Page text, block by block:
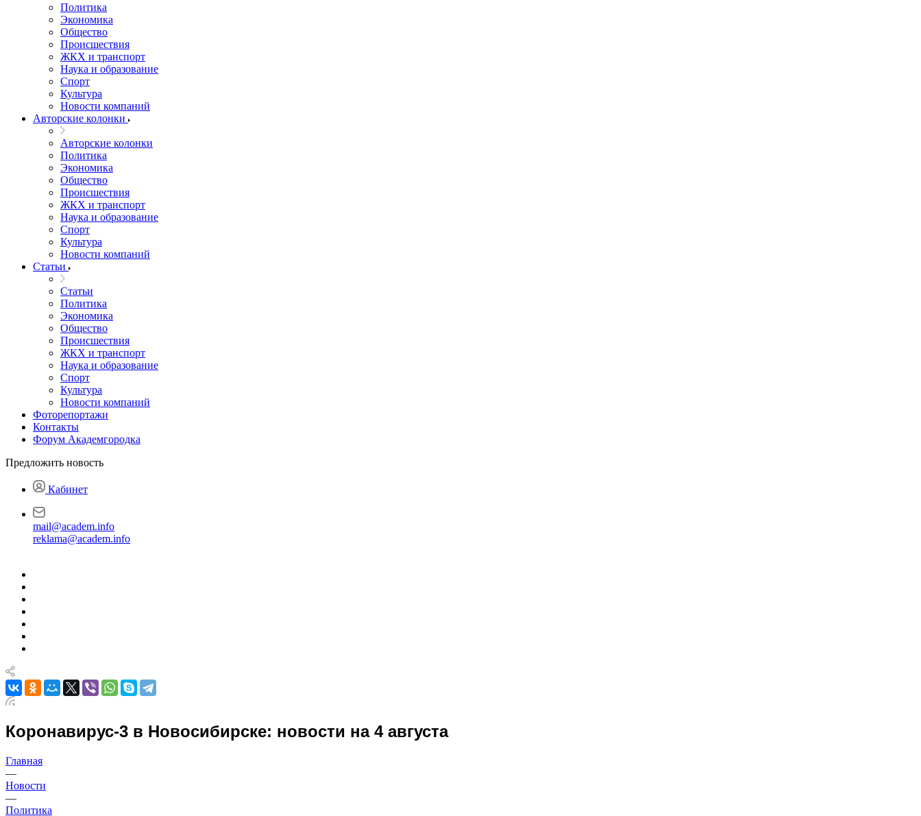
Политика
Экономика
Общество
Происшествия
ЖКХ и транспорт
Наука и образование
Спорт
Культура
Новости компаний
Авторские колонки
Авторские колонки
Политика
Экономика
Общество
Происшествия
ЖКХ и транспорт
Наука и образование
Спорт
Культура
Новости компаний
Статьи
Статьи
Политика
Экономика
Общество
Происшествия
ЖКХ и транспорт
Наука и образование
Спорт
Культура
Новости компаний
Фоторепортажи
Контакты
Форум Академгородка
Предложить новость
Кабинет
mail@academ.info
reklama@academ.info
Коронавирус-3 в Новосибирске: новости на 4 августа
Главная
—
Новости
—
Политика